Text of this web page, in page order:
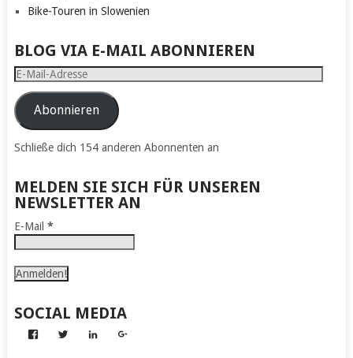
Bike-Touren in Slowenien
BLOG VIA E-MAIL ABONNIEREN
E-
Mail-
AdresseAbonnieren
Schließe dich 154 anderen Abonnenten an
MELDEN SIE SICH FÜR UNSEREN
NEWSLETTER AN
E-Mail *
SOCIAL MEDIA
Profil Profil Profil Profil